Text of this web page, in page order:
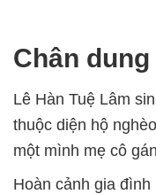
Chân
Lê Hàn Tuệ Lâm
thuộc diện hộ
một mình mẹ cô
Hoàn cảnh gia